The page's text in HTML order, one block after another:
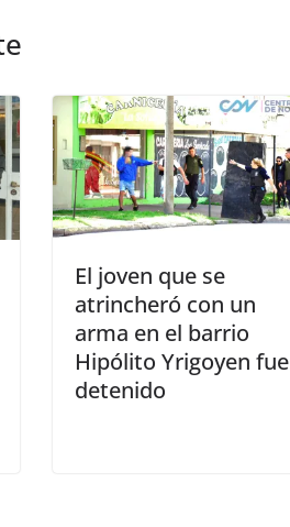
El joven que se
atrincheró con un
arma en el barrio
Hipólito Yrigoyen fue
detenido